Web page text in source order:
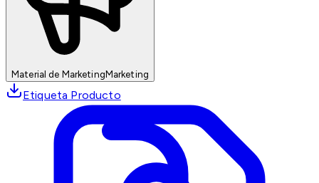
Material de MarketingMarketing
Etiqueta Producto